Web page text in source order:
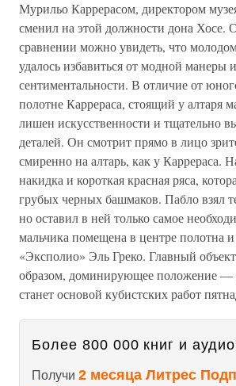
Мурильо Каррерасом, директором
сменил на этой должности дона Хосе.
сравнении можно увидеть, что
удалось избавиться от модной манеры
сентиментальности. В отличие от
полотне Каррераса, стоящий у алтаря
лишен искусственности и тщательно
деталей. Он смотрит прямо в лицо
смиренно на алтарь, как у Каррераса.
накидка и короткая красная ряса,
грубых черных башмаков. Пабло взял
но оставил в ней только самое
мальчика помещена в центре полотна
«Эксполио» Эль Греко. Главный
образом, доминирующее положение —
станет основой кубистских работ
Более 800 000 книг и
Получи 2 месяца Литрес